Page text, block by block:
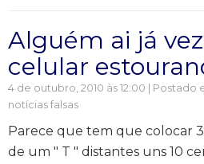
Alguém ai já
celular
4 de outubro, 2010 às 12:00 | Postado
notícias falsas
Parece que tem que colocar
de um " T " distantes uns 10